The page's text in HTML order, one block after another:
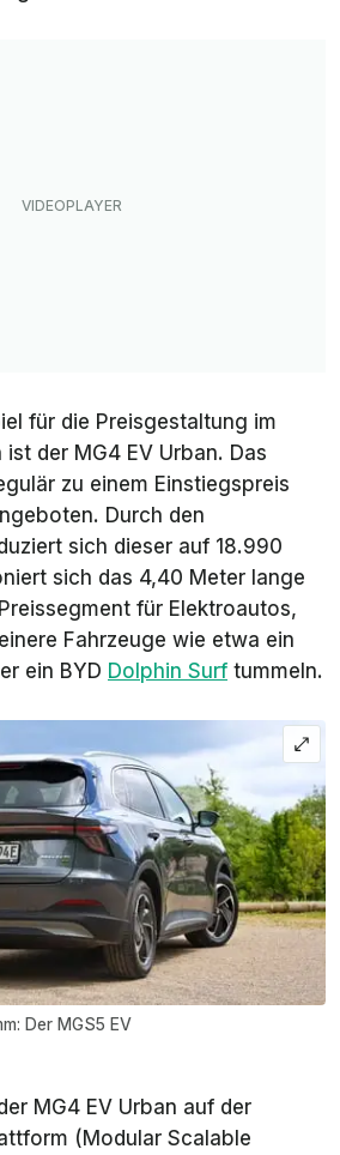
für die Preisgestaltung im
der MG4 EV Urban. Das
zu einem Einstiegspreis
Durch den
sich dieser auf 18.990
sich das 4,40 Meter lange
für Elektroautos,
Fahrzeuge wie etwa ein
ein BYD Dolphin Surf tummeln.
Der MGS5 EV
MG4 EV Urban auf der
(Modular Scalable